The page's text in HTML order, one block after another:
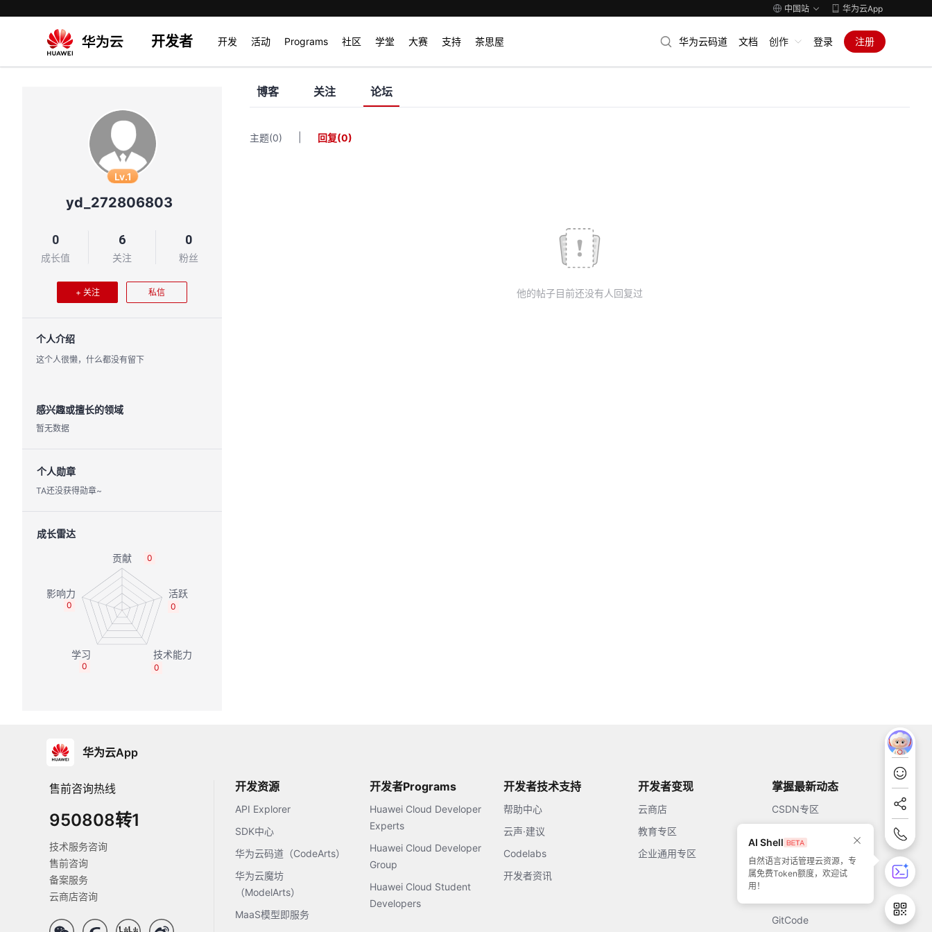
中国站 华为云App
开发者 开发 活动 Programs 社区 学堂 大赛 支持 茶思屋 华为云码道 文档 创作 登录 注册
Lv.1
yd_272806803
0
成长值
6
关注
0
粉丝
+ 关注 私信
个人介绍
这个人很懒，什么都没有留下
感兴趣或擅长的领域
暂无数据
个人勋章
TA还没获得勋章~
成长雷达
0
0
0
0
0
博客 关注 论坛
主题(0) 回复(0)
他的帖子目前还没有人回复过
华为云App
售前咨询热线
950808转1
技术服务咨询
售前咨询
备案服务
云商店咨询
开发资源
API Explorer
SDK中心
华为云码道（CodeArts）
华为云魔坊
（ModelArts）
MaaS模型即服务
开发者Programs
Huawei Cloud Developer
Experts
Huawei Cloud Developer
Group
Huawei Cloud Student
Developers
开发者技术支持
帮助中心
云声·建议
Codelabs
开发者资讯
开发者变现
云商店
教育专区
企业通用专区
掌握最新动态
CSDN专区
51CTO
GitCode
AI Shell
自然语言对话管理云资源，专
属免费Token额度，欢迎试
用！